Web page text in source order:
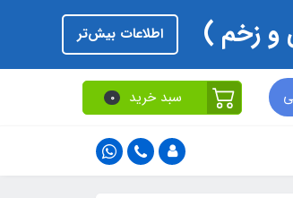
اطلاعات بیش‌تر
سبد خرید 0